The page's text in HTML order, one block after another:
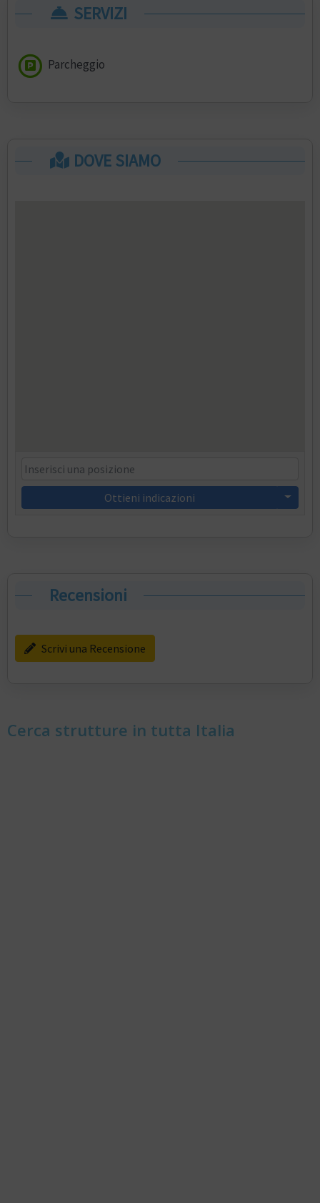
SERVIZI
Parcheggio
DOVE SIAMO
Ottieni indicazioni
Recensioni
Scrivi una Recensione
Cerca strutture in tutta Italia